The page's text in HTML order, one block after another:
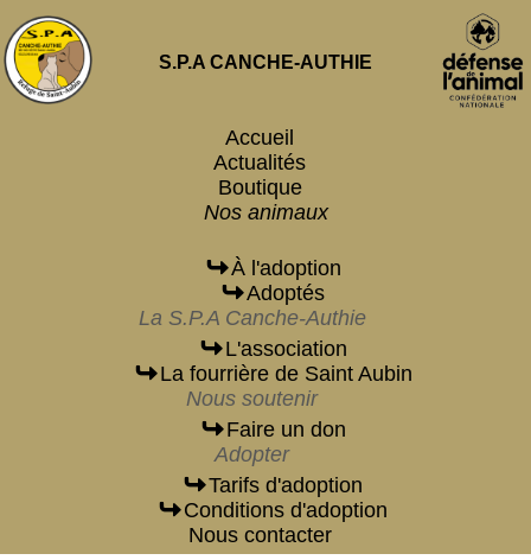
S.P.A CANCHE-AUTHIE
Accueil
Actualités
Boutique
Nos animaux
À l'adoption
Adoptés
La S.P.A Canche-Authie
L'association
La fourrière de Saint Aubin
Nous soutenir
Faire un don
Adopter
Tarifs d'adoption
Conditions d'adoption
Nous contacter